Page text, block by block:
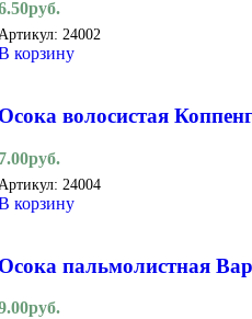
руб.
24002
корзину
волосистая
руб.
24004
корзину
пальмолистная
руб.